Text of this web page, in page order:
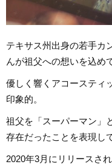
テキサス州出身の若手カ
んが祖父への想いを込め
優しく響くアコースティ
印象的。
祖父を「スーパーマン」
存在だったことを表現し
2020年3月にリリースさ